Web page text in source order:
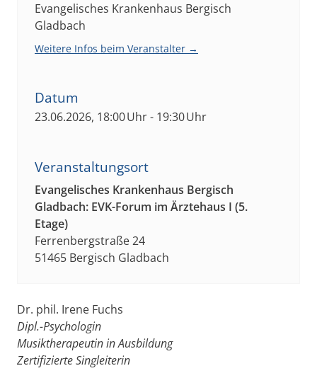
Evangelisches Krankenhaus Bergisch
Gladbach
Weitere Infos beim Veranstalter →
Datum
23.06.2026, 18:00 Uhr - 19:30 Uhr
Veranstaltungsort
Evangelisches Krankenhaus Bergisch
Gladbach: EVK-Forum im Ärztehaus I (5.
Etage)
Ferrenbergstraße 24
51465 Bergisch Gladbach
Dr. phil. Irene Fuchs
Dipl.-Psychologin
Musiktherapeutin in Ausbildung
Zertifizierte Singleiterin